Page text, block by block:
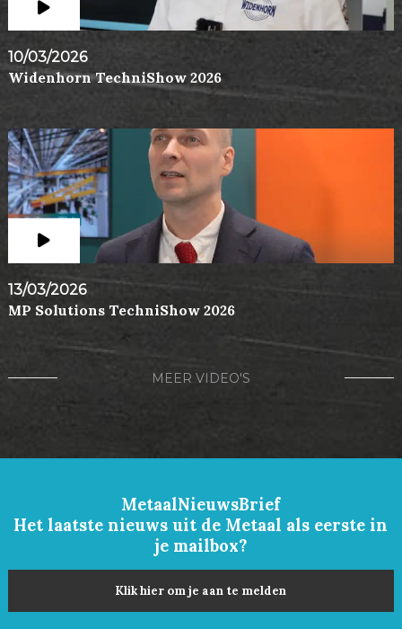
10/03/2026
Widenhorn TechniShow 2026
13/03/2026
MP Solutions TechniShow 2026
MEER VIDEO'S
MetaalNieuwsBrief
Het laatste nieuws uit de Metaal als eerste in
je mailbox?
Klik hier om je aan te melden